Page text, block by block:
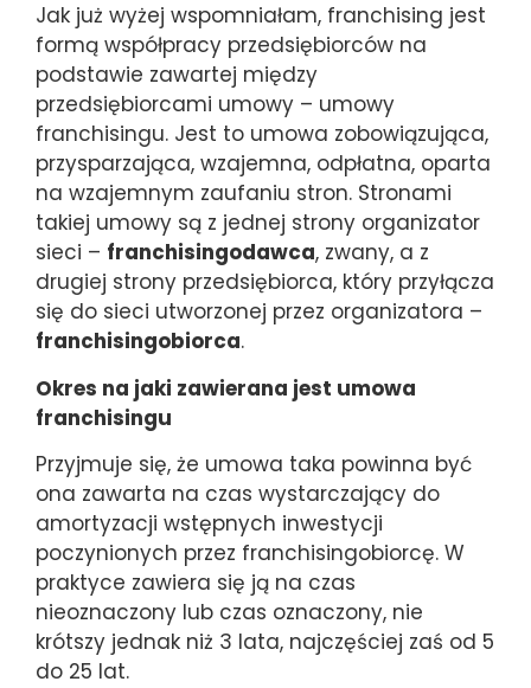
Jak już wyżej wspomniałam, franchising jest
formą współpracy przedsiębiorców na
podstawie zawartej między
przedsiębiorcami umowy – umowy
franchisingu. Jest to umowa zobowiązująca,
przysparzająca, wzajemna, odpłatna, oparta
na wzajemnym zaufaniu stron. Stronami
takiej umowy są z jednej strony organizator
sieci – franchisingodawca, zwany, a z
drugiej strony przedsiębiorca, który przyłącza
się do sieci utworzonej przez organizatora –
franchisingobiorca.
Okres na jaki zawierana jest umowa
franchisingu
Przyjmuje się, że umowa taka powinna być
ona zawarta na czas wystarczający do
amortyzacji wstępnych inwestycji
poczynionych przez franchisingobiorcę. W
praktyce zawiera się ją na czas
nieoznaczony lub czas oznaczony, nie
krótszy jednak niż 3 lata, najczęściej zaś od 5
do 25 lat.